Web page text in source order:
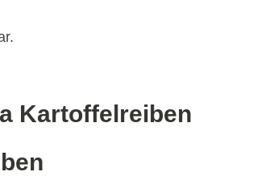
Kartoffelreiben